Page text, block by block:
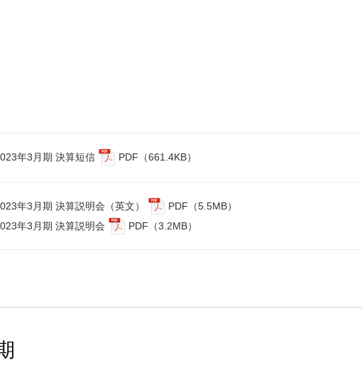
年3月期 決算短信 PDF（661.4KB）
年3月期 決算説明会（英文）
PDF（5.5MB）
年3月期 決算説明会
PDF（3.2MB）